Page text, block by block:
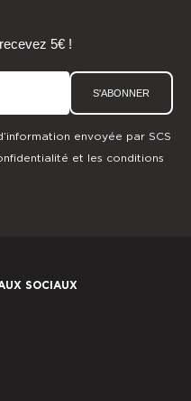
5€ !
S'ABONNER
envoyée par SCS
et les conditions
SOCIAUX